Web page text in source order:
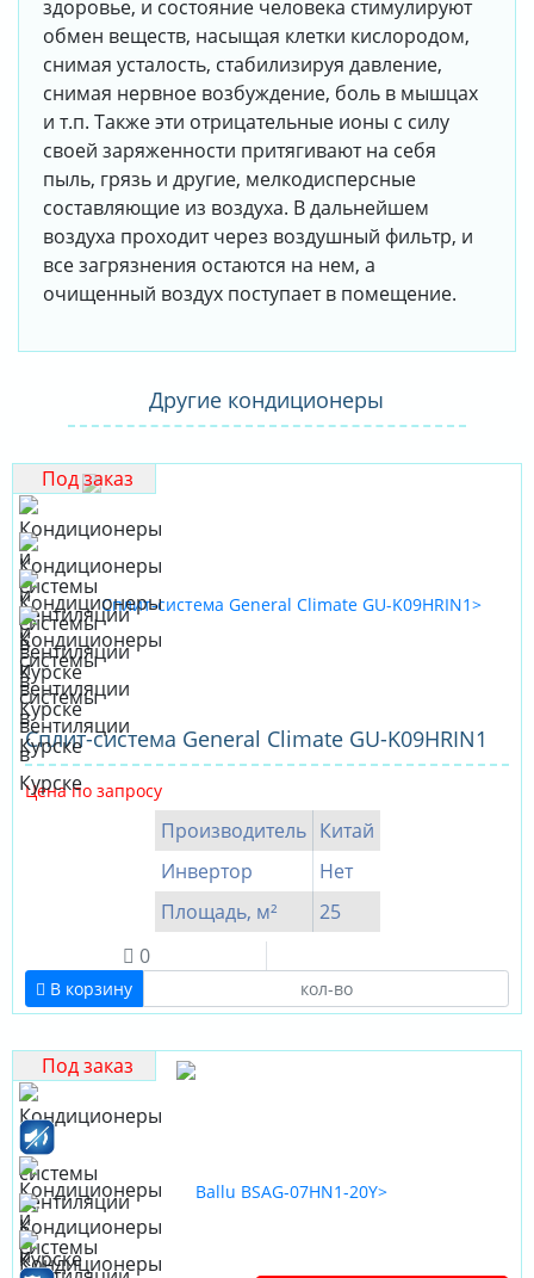
здоровье, и состояние человека стимулируют
обмен веществ, насыщая клетки кислородом,
снимая усталость, стабилизируя давление,
снимая нервное возбуждение, боль в мышцах
и т.п. Также эти отрицательные ионы с силу
своей заряженности притягивают на себя
пыль, грязь и другие, мелкодисперсные
составляющие из воздуха. В дальнейшем
воздуха проходит через воздушный фильтр, и
все загрязнения остаются на нем, а
очищенный воздух поступает в помещение.
Другие кондиционеры
Под заказ
Сплит-система General Climate GU-K09HRIN1
Цена по запросу
Производитель Китай
Инвертор
Нет
Площадь, м²
25
0
В корзину
Под заказ